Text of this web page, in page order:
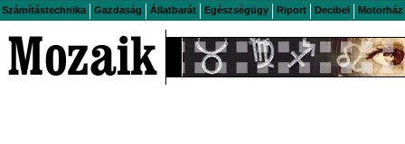
Számítástechnika Gazdaság Állatbarát Egészségügy Riport Decibel Motorház